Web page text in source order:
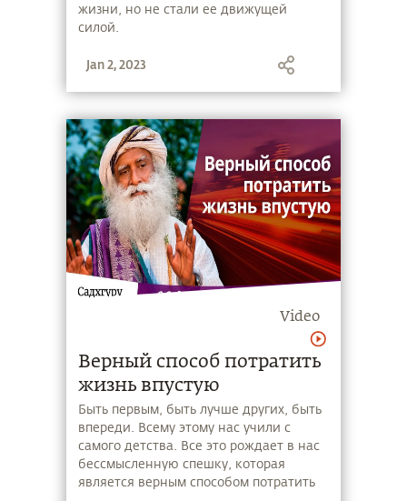
жизни, но не стали ее движущей
силой.
Jan 2, 2023
Video
Верный способ потратить
жизнь впустую
Быть первым, быть лучше других, быть
впереди. Всему этому нас учили с
самого детства. Все это рождает в нас
бессмысленную спешку, которая
является верным способом потратить